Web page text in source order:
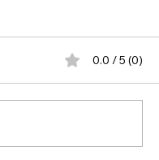
0.0 / 5 (0)